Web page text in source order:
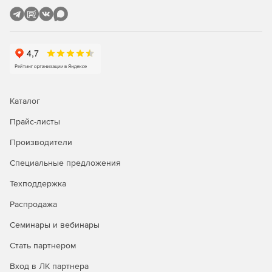
Флагманское решение для современного инженера-
Платформы профессиональными инструментами для
решения различных отраслевых задач. Кроме того,
настраивать и контролировать рабочие места
стандартов и регламентов оформления документации.
Модули платформы nanoCAD 26:
Растр.
последующей векторизации внутри САПР-среды.
управления, передачи и контроля настроек САПР
согласно стандартам предприятия (СТП) для крупных
Каталог
Прайс-листы
Производители
Специальные предложения
Техподдержка
Распродажа
Семинары и вебинары
Стать партнером
Вход в ЛК партнера